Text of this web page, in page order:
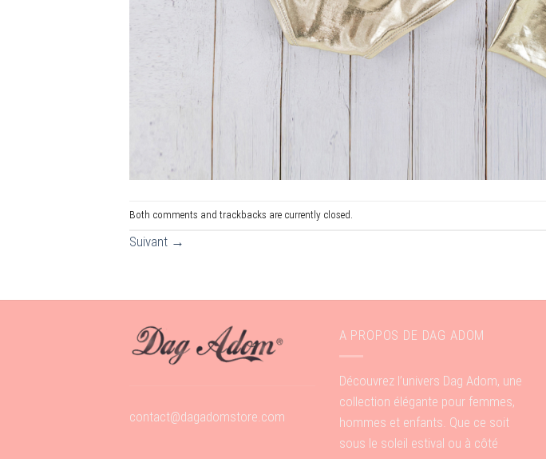
Both comments and trackbacks are currently closed.
Suivant →
contact@dagadomstore.com
A PROPOS DE DAG ADOM
Découvrez l’univers Dag Adom, une
collection élégante pour femmes,
hommes et enfants. Que ce soit
sous le soleil estival ou à côté